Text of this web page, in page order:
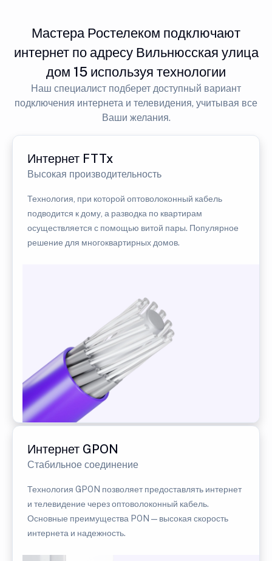
Мастера Ростелеком подключают
интернет по адресу Вильнюсская улица
дом 15 используя технологии
Наш специалист подберет доступный вариант
подключения интернета и телевидения, учитывая все
Ваши желания.
Интернет FTTx
Высокая производительность
Технология, при которой оптоволоконный кабель
подводится к дому, а разводка по квартирам
осуществляется с помощью витой пары. Популярное
решение для многоквартирных домов.
Интернет GPON
Стабильное соединение
Технология GPON позволяет предоставлять интернет
и телевидение через оптоволоконный кабель.
Основные преимущества PON — высокая скорость
интернета и надежность.